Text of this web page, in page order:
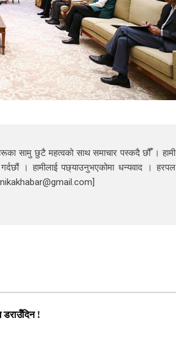
सामु छुटै महत्वको साथ समाचार पस्कदै छौँँ । हामी
। हामीलाई पछ्याउनुभएकोमा धन्यवाद । हरपल
डराउँदिन !